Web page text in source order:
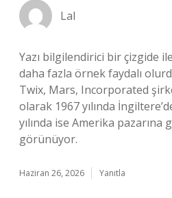
Lal
Yazı bilgilendirici bir çizgide
daha fazla örnek faydalı
Twix, Mars, Incorporated
olarak 1967 yılında
yılında ise Amerika
görünüyor.
Haziran 26, 2026 Yanıtla